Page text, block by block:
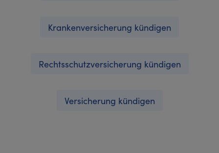
Krankenversicherung kündigen
Rechtsschutzversicherung kündigen
Versicherung kündigen